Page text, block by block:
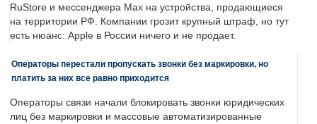
RuStore и мессенджера Max на устройства, продающиеся
на территории РФ. Компании грозит крупный штраф, но тут
есть нюанс: Apple в России ничего и не продает.
Операторы перестали пропускать звонки без маркировки, но
платить за них все равно приходится
Операторы связи начали блокировать звонки юридических
лиц без маркировки и массовые автоматизированные